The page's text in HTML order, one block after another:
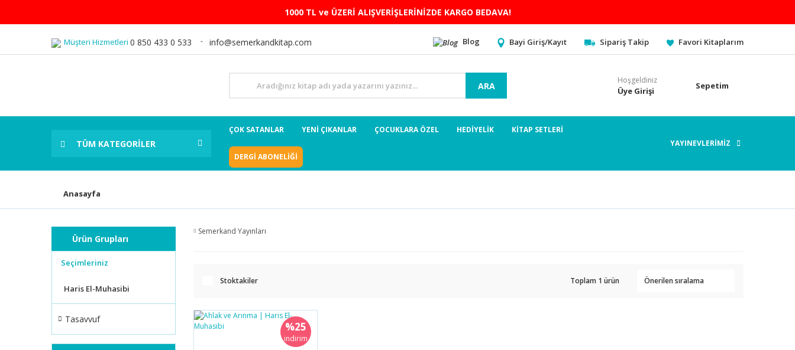
1000 TL ve ÜZERİ ALIŞVERİŞLERİNİZDE KARGO BEDAVA!
Müşteri Hizmetleri 0 850 433 0 533 info@semerkandkitap.com Blog Bayi Giriş/Kayıt Sipariş Takip Favori Kitaplarım
ARA
Hoşgeldiniz
Üye Girişi Sepetim
TÜM KATEGORİLER
ÇOK SATANLAR YENİ ÇIKANLAR ÇOCUKLARA ÖZEL HEDİYELİK KİTAP SETLERİ
DERGİ ABONELİĞİ
YAYINEVLERİMİZ
Anasayfa
Ürün Grupları
Seçimleriniz
Haris El-Muhasibi
Tasavvuf
Semerkand Yayınları
Stoktakiler Toplam 1 ürün
%25
indirim